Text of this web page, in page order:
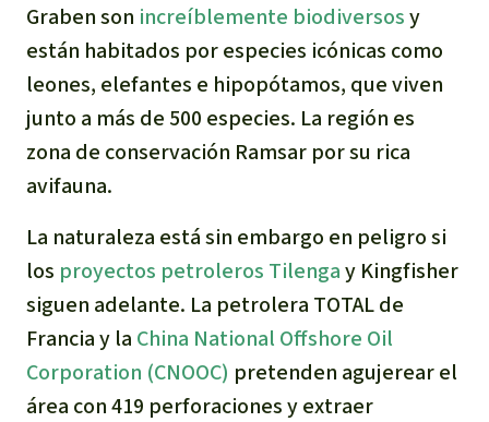
Graben son increíblemente biodiversosy
están habitados por especies icónicas como
leones, elefantes e hipopótamos, que viven
junto a más de 500 especies. La región es
zona de conservación Ramsar por su rica
avifauna.
La naturaleza está sin embargo en peligro si
los proyectos petroleros Tilengay Kingfisher
siguen adelante. La petrolera TOTAL de
Francia y la China National Offshore Oil
Corporation (CNOOC) pretenden agujerear el
área con 419 perforaciones y extraer